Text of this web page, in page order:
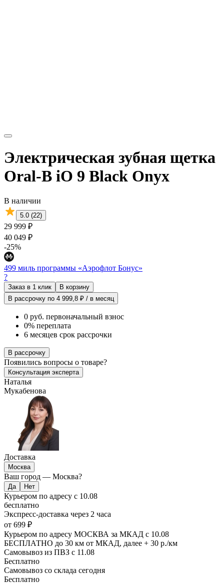
Электрическая зубная щетка
Oral-B iO 9 Black Onyx
В наличии
5.0 (22)
29 999 ₽
40 049 ₽
-25%
499 миль программы «Аэрофлот Бонус»
?
Заказ в 1 клик
В корзину
В рассрочку по 4 999,8 ₽ / в месяц
0 руб. первоначальный взнос
0% переплата
6 месяцев срок рассрочки
В рассрочку
Появились вопросы о товаре?
Консультация эксперта
Наталья
Мукабенова
Доставка
Москва
Ваш город — Москва?
Курьером по адресу с 10.08
бесплатно
Экспресс-доставка через 2 часа
от 699 ₽
Курьером по адресу МОСКВА за МКАД с 10.08
БЕСПЛАТНО до 30 км от МКАД, далее + 30 р./км
Самовывоз из ПВЗ с 11.08
Бесплатно
Самовывоз со склада сегодня
Бесплатно